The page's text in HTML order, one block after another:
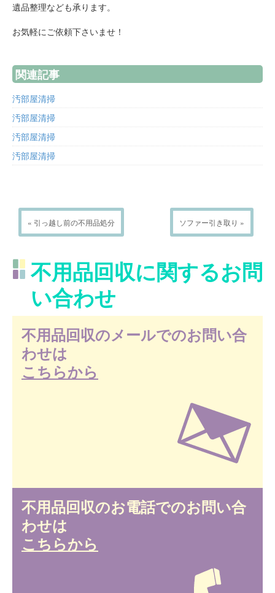
遺品整理なども承ります。
お気軽にご依頼下さいませ！
関連記事
汚部屋清掃
汚部屋清掃
汚部屋清掃
汚部屋清掃
« 引っ越し前の不用品処分 ソファー引き取り »
不用品回収に関するお問
い合わせ
不用品回収のメールでのお問い合
わせは
こちらから
不用品回収のお電話でのお問い合
わせは
こちらから